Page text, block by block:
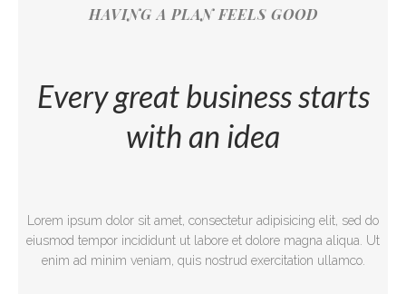
HAVING A PLAN FEELS GOOD
Every great business starts
with an idea
Lorem ipsum dolor sit amet, consectetur adipisicing elit, sed do
eiusmod tempor incididunt ut labore et dolore magna aliqua. Ut
enim ad minim veniam, quis nostrud exercitation ullamco.